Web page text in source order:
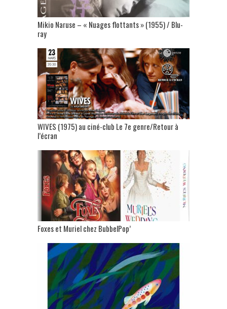
Mikio Naruse – « Nuages flottants » (1955) / Blu-
ray
WIVES (1975) au ciné-club Le 7e genre/Retour à
l’écran
Foxes et Muriel chez BubbelPop’